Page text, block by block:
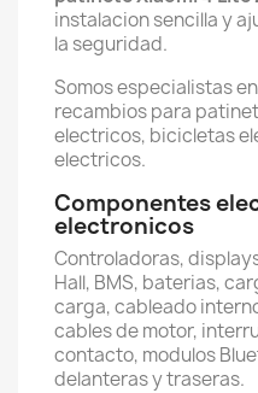
instalacion sencilla y
la seguridad.
Somos especialistas
recambios para
electricos, bicicletas
electricos.
Componentes
electronicos
Controladoras,
Hall, BMS, baterias,
carga, cableado
cables de motor,
contacto, modulos
delanteras y traseras.